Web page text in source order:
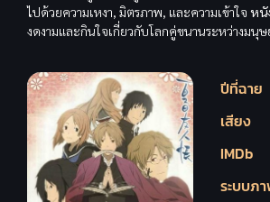
ไปด้วยความเหงา, มิตรภาพ, และความเข้าใจ หนั
งดงามและกินใจเกี่ยวกับโลกคู่ขนานระหว่างม
ปีที่ฉาย
เสียง
IMDb
ระบบภ